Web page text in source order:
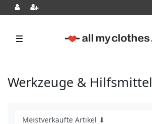
☰
Werkzeuge & Hilfsmittel